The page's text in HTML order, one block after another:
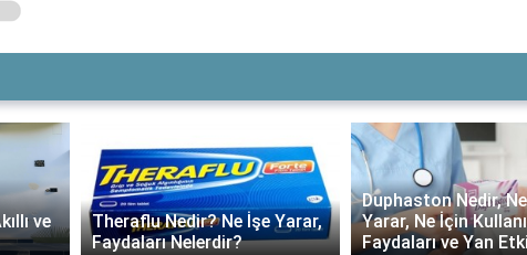
ve
Theraflu Nedir? Ne İşe Yarar,
Faydaları Nelerdir?
Duphaston Nedir,
Yarar, Ne İçin
Faydaları ve Yan